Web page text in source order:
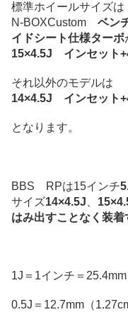
標準ホイールサイズは
N-BOXCustom ベン
イドシート仕様ターボ
15×4.5J インセット
それ以外のモデルは
14×4.5J インセット
となります。
BBS RPは15インチ
サイズ14×4.5J
はみ出すことなく装着
1J＝1インチ＝25.4mm
0.5J＝12.7mm（